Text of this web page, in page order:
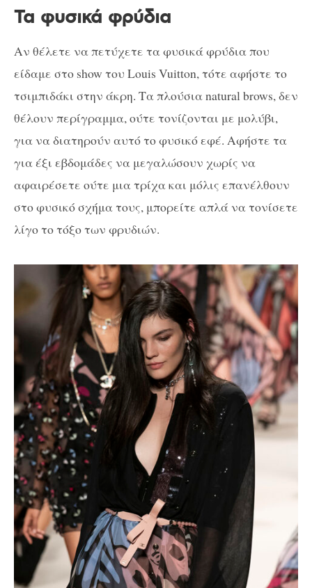
Τα φυσικά φρύδια
Αν θέλετε να πετύχετε τα φυσικά φρύδια που
είδαμε στο show του Louis Vuitton, τότε αφήστε το
τσιμπιδάκι στην άκρη. Τα πλούσια natural brows, δεν
θέλουν περίγραμμα, ούτε τονίζονται με μολύβι,
για να διατηρούν αυτό το φυσικό εφέ. Αφήστε τα
για έξι εβδομάδες να μεγαλώσουν χωρίς να
αφαιρέσετε ούτε μια τρίχα και μόλις επανέλθουν
στο φυσικό σχήμα τους, μπορείτε απλά να τονίσετε
λίγο το τόξο των φρυδιών.